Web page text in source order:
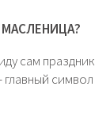
МАСЛЕНИЦА?
сам праздник
символ